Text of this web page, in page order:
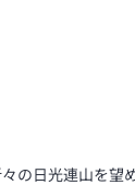
の日光連山を望